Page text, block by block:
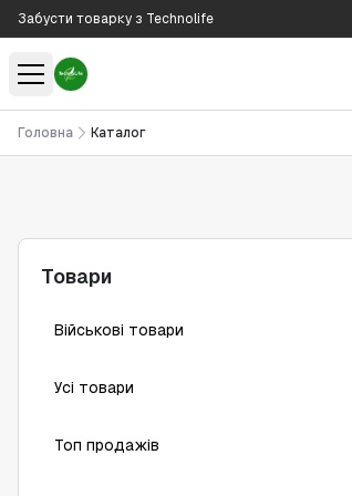
Забусти товарку з Technolife
Головна Каталог
Товари
Військові товари
Усі товари
Топ продажів